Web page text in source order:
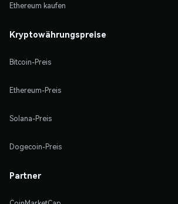
Ethereum kaufen
Kryptowährungspreise
Bitcoin-Preis
Ethereum-Preis
Solana-Preis
Dogecoin-Preis
Partner